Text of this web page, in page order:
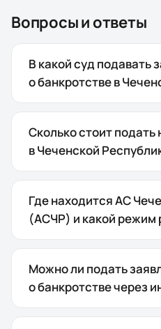
Вопросы и ответы
В какой суд подавать
о банкротстве в
Сколько стоит подать
в Чеченской
Где находится АС
(АСЧР) и какой режим
Можно ли подать
о банкротстве через